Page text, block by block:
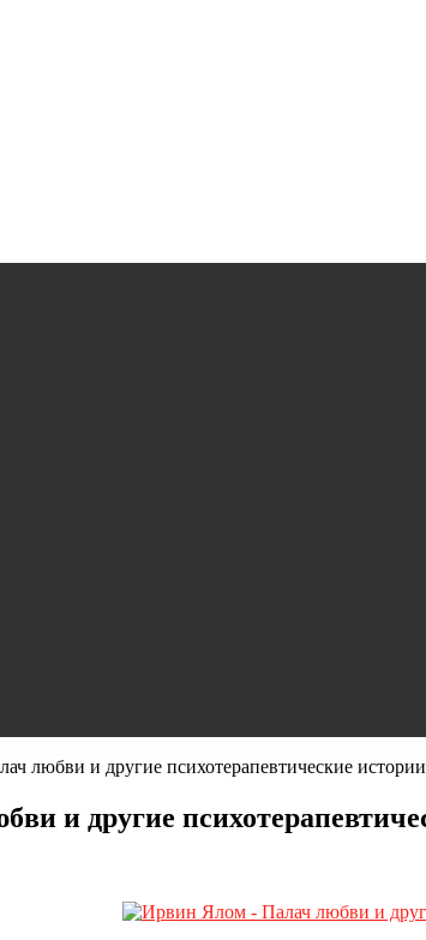
любви и другие психотерапевтические
и другие